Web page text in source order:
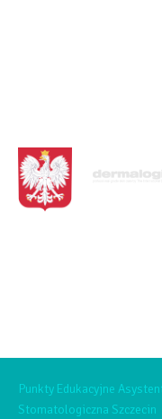
Punkty Edukacyjne
Stomatologiczna Szczecin